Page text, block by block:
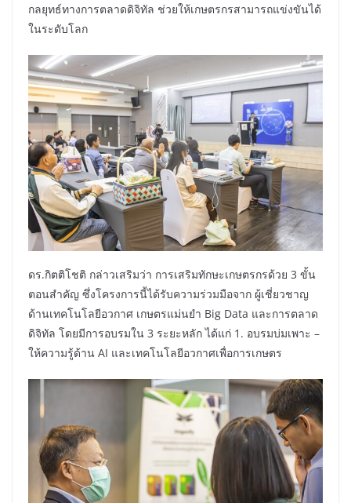
กลยุทธ์ทางการตลาดดิจิทัล ช่วยให้เกษตรกรสามารถแข่งขันได้
ในระดับโลก
ดร.กิตติโชติ กล่าวเสริมว่า การเสริมทักษะเกษตรกรด้วย 3 ขั้น
ตอนสำคัญ ซึ่งโครงการนี้ได้รับความร่วมมือจาก ผู้เชี่ยวชาญ
ด้านเทคโนโลยีอวกาศ เกษตรแม่นยำ Big Data และการตลาด
ดิจิทัล โดยมีการอบรมใน 3 ระยะหลัก ได้แก่ 1. อบรมบ่มเพาะ –
ให้ความรู้ด้าน AI และเทคโนโลยีอวกาศเพื่อการเกษตร